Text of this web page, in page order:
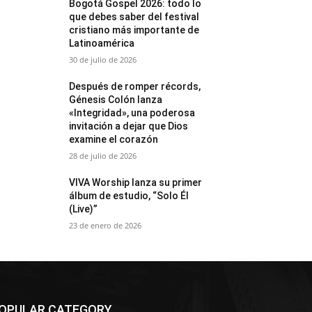
Bogotá Gospel 2026: todo lo
que debes saber del festival
cristiano más importante de
Latinoamérica
30 de julio de 2026
Después de romper récords,
Génesis Colón lanza
«Integridad», una poderosa
invitación a dejar que Dios
examine el corazón
28 de julio de 2026
VIVA Worship lanza su primer
álbum de estudio, “Solo Él
(Live)”
23 de enero de 2026